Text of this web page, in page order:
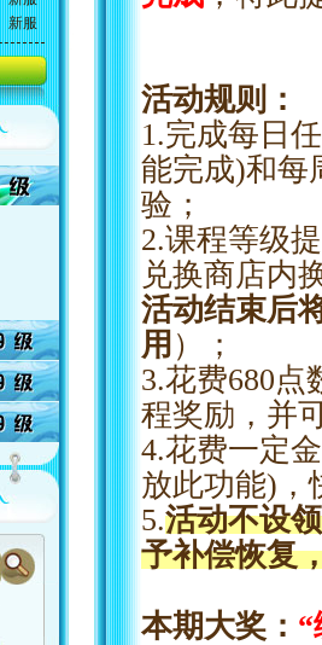
活动规则：
1.完成每日
能完成)和每
验；
2.课程等级
兑换商店内
活动结束后
用 ）；
3.花费680
程奖励，并
4.花费一定
放此功能)，
5.活动不设
予补偿恢复
本期大奖：
新服